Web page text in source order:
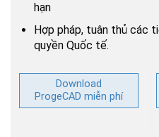
hạn
Hợp pháp, tuân thủ các
quyền Quốc tế.
Download
ProgeCAD miễn phí